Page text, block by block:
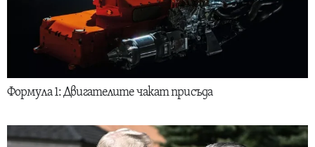
Формула 1: Двигателите чакат присъда